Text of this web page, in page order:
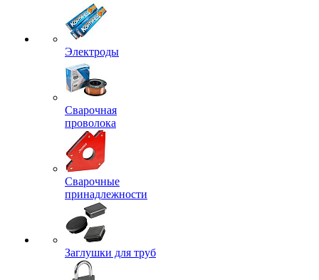
Электроды
Сварочная
проволока
Сварочные
принадлежности
Заглушки для труб